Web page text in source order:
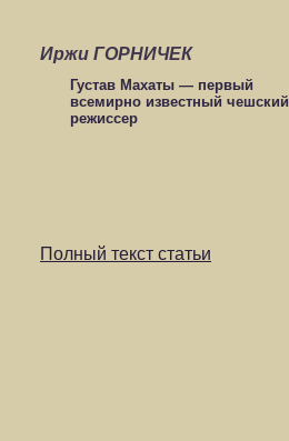
Иржи ГОРНИЧЕК
Густав Махаты — первый
всемирно известный чешский
режиссер
Полный текст статьи